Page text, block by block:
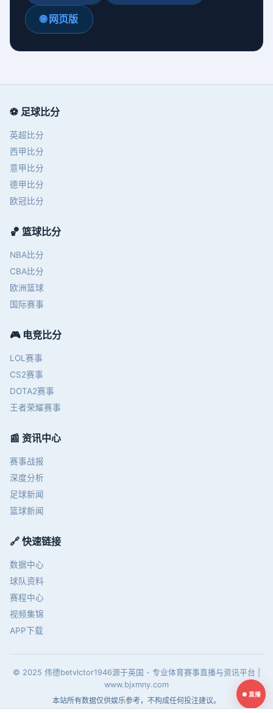
🌐 网页版
⚽ 足球比分
英超比分
西甲比分
意甲比分
德甲比分
欧冠比分
🏀 篮球比分
NBA比分
CBA比分
欧洲篮球
国际赛事
🎮 电竞比分
LOL赛事
CS2赛事
DOTA2赛事
王者荣耀赛事
📰 资讯中心
赛事战报
深度分析
足球新闻
篮球新闻
🔗 快速链接
数据中心
球队资料
赛程中心
视频集锦
APP下载
© 2025 伟德betvlctor1946源于英国 - 专业体育赛事直播与资讯平台 |
www.bjxmny.com
本站所有数据仅供娱乐参考，不构成任何投注建议。
● 直播